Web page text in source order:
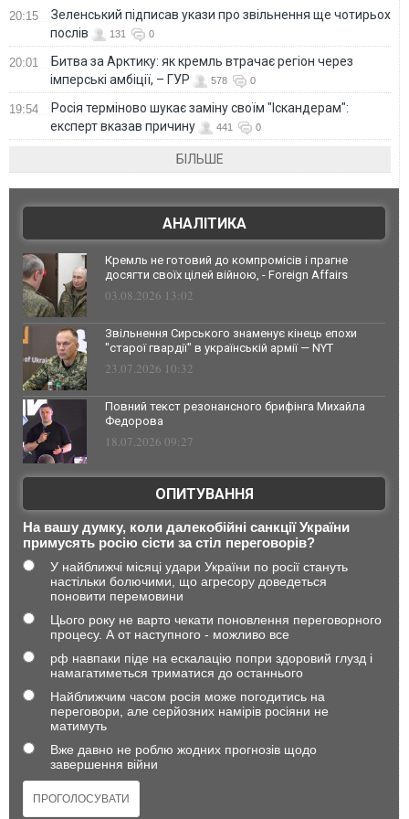
20:15
Зеленський підписав укази про звільнення ще чотирьох
послів
131 0
20:01
Битва за Арктику: як кремль втрачає регіон через
імперські амбіції, – ГУР
578 0
19:54
Росія терміново шукає заміну своїм "Іскандерам":
експерт вказав причину
441 0
БІЛЬШЕ
АНАЛІТИКА
Кремль не готовий до компромісів і прагне
досягти своїх цілей війною, - Foreign Affairs
03.08.2026 13:02
Звільнення Сирського знаменує кінець епохи
"старої гвардії" в українській армії — NYT
23.07.2026 10:32
Повний текст резонансного брифінга Михайла
Федорова
18.07.2026 09:27
ОПИТУВАННЯ
На вашу думку, коли далекобійні санкції України
примусять росію сісти за стіл переговорів?
У найближчі місяці удари України по росії стануть
настільки болючими, що агресору доведеться
поновити перемовини
Цього року не варто чекати поновлення переговорного
процесу. А от наступного - можливо все
рф навпаки піде на ескалацію попри здоровий глузд і
намагатиметься триматися до останнього
Найближчим часом росія може погодитись на
переговори, але серйозних намірів росіяни не
матимуть
Вже давно не роблю жодних прогнозів щодо
завершення війни